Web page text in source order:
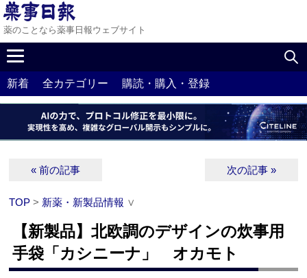
薬のことなら薬事日報ウェブサイト
新着 全カテゴリー 購読・購入・登録
« 前の記事 次の記事 »
TOP > 新薬・新製品情報 ∨
【新製品】北欧調のデザインの炊事用
手袋「カシニーナ」 オカモト